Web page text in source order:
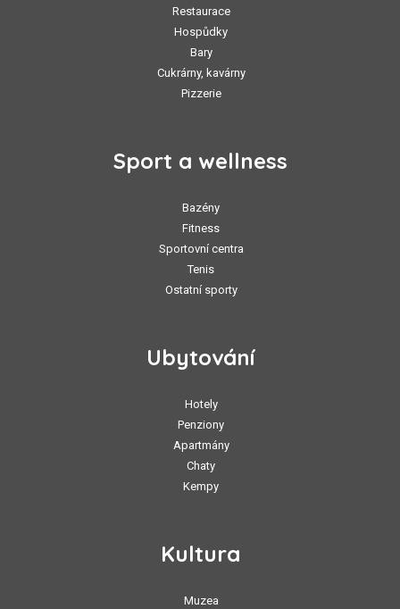
Restaurace
Hospůdky
Bary
Cukrárny, kavárny
Pizzerie
Sport a wellness
Bazény
Fitness
Sportovní centra
Tenis
Ostatní sporty
Ubytování
Hotely
Penziony
Apartmány
Chaty
Kempy
Kultura
Muzea